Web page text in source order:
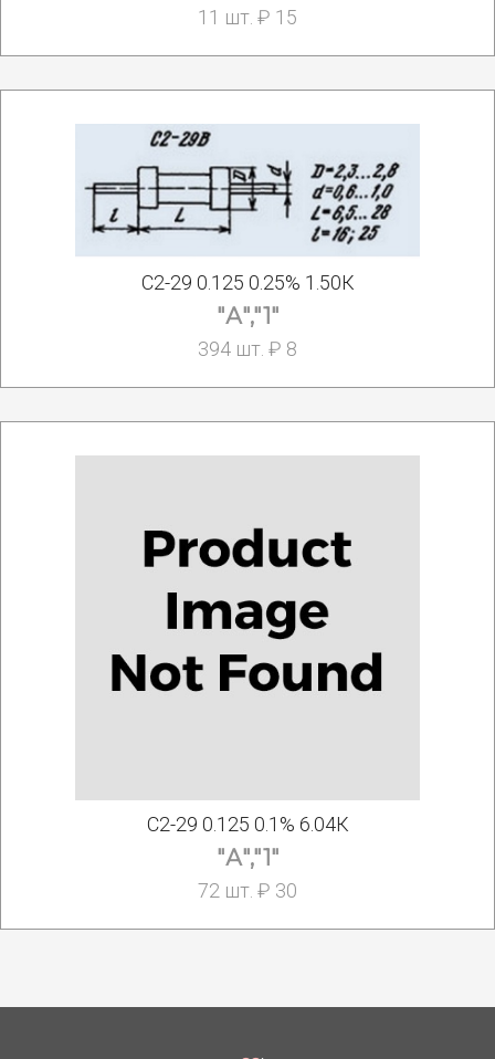
11 шт. ₽ 15
С2-29 0.125 0.25% 1.50К
"А","1"
394 шт. ₽ 8
С2-29 0.125 0.1% 6.04К
"А","1"
72 шт. ₽ 30